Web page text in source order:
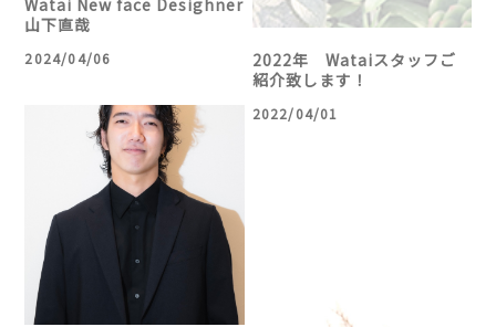
Watai New face Desighner
山下直哉
2024/04/06
2022年 Wataiスタッフご
紹介致します！
2022/04/01